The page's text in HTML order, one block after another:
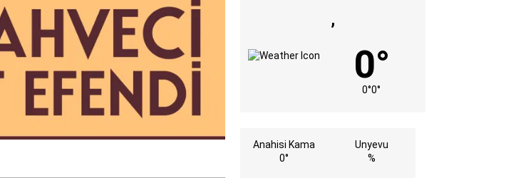
,
0°
0°0°
Anahisi Kama
0°
Unyevu
%